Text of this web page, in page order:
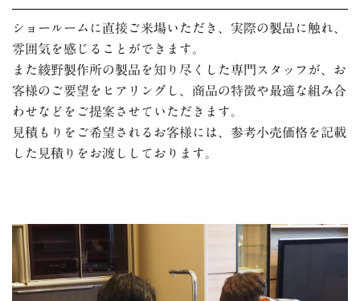
ショールームに直接ご来場いただき、実際の製品に触れ、
雰囲気を感じることができます。
また綾野製作所の製品を知り尽くした専門スタッフが、お
客様のご要望をヒアリングし、商品の特徴や最適な組み合
わせなどをご提案させていただきます。
見積もりをご希望されるお客様には、参考小売価格を記載
した見積りをお渡ししております。